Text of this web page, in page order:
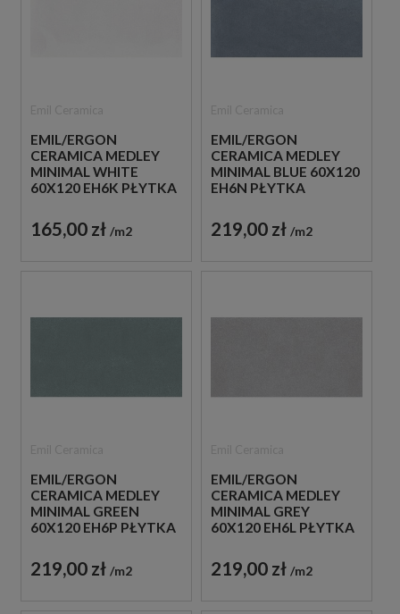
EMIL/ERGON
CERAMICA MEDLEY
MINIMAL WHITE
60X120 EH6K PŁYTKA
165,00 zł m2
EMIL/ERGON
CERAMICA MEDLEY
MINIMAL BLUE 60X120
EH6N PŁYTKA
219,00 zł m2
EMIL/ERGON
CERAMICA MEDLEY
MINIMAL GREEN
60X120 EH6P PŁYTKA
219,00 zł m2
EMIL/ERGON
CERAMICA MEDLEY
MINIMAL GREY
60X120 EH6L PŁYTKA
219,00 zł m2